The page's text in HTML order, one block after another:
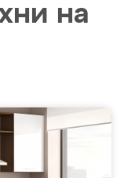
на